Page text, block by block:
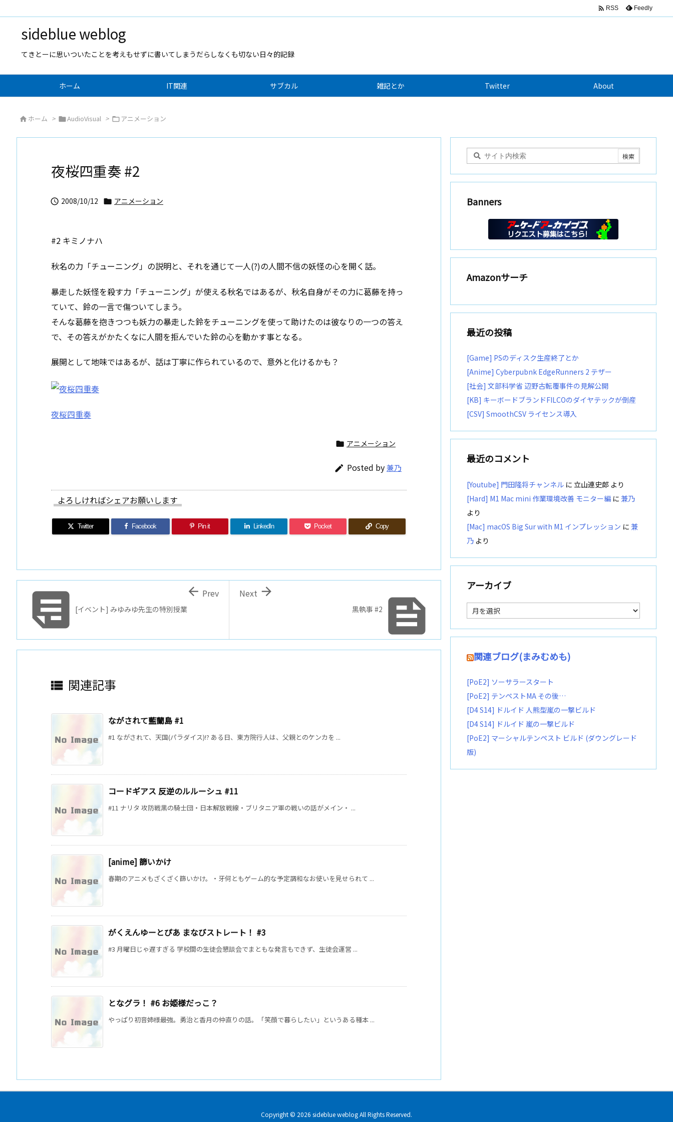
sideblue weblog
てきとーに思いついたことを考えもせずに書いてしまうだらしなくも切ない日々的記録
ホーム IT関連 サブカル 雑記とか Twitter About
 RSS Feedly
 ホーム > AudioVisual > アニメーション
夜桜四重奏 #2
 2008/10/12  アニメーション
#2 キミノナハ
秋名の力「チューニング」の説明と、それを通じて一人(?)の人間不信の妖怪の心を開く話。
暴走した妖怪を殺す力「チューニング」が使える秋名ではあるが、秋名自身がその力に葛藤を持っ
ていて、鈴の一言で傷ついてしまう。
そんな葛藤を抱きつつも妖力の暴走した鈴をチューニングを使って助けたのは彼なりの一つの答え
で、その答えがかたくなに人間を拒んでいた鈴の心を動かす事となる。
展開として地味ではあるが、話は丁寧に作られているので、意外と化けるかも？
夜桜四重奏
 アニメーション
 Posted by兼乃
よろしければシェアお願いします
Twitter Facebook Pin it LinkedIn Pocket Copy

黒執事 #2

Next
[イベント] みゆみゆ先生の特別授業
 Prev
 関連記事
ながされて藍蘭島 #1
#1 ながされて、天国(パラダイス)!? ある日、東方院行人は、父親とのケンカを ...
コードギアス 反逆のルルーシュ #11
#11 ナリタ 攻防戦黒の騎士団・日本解放戦線・ブリタニア軍の戦いの話がメイン・ ...
[anime] 篩いかけ
春期のアニメもざくざく篩いかけ。・牙何ともゲーム的な予定調和なお使いを見せられて ...
がくえんゆーとぴあ まなびストレート！ #3
#3 月曜日じゃ遅すぎる 学校間の生徒会懇談会でまともな発言もできず、生徒会運営 ...
となグラ！ #6 お姫様だっこ？
やっぱり初音姉様最強。勇治と香月の仲直りの話。「笑顔で暮らしたい」というある種本 ...
Banners
Amazonサーチ
最近の投稿
[Game] PSのディスク生産終了とか
[Anime] Cyberpubnk EdgeRunners 2 テザー
[社会] 文部科学省 辺野古転覆事件の見解公開
[KB] キーボードブランドFILCOのダイヤテックが倒産
[CSV] SmoothCSV ライセンス導入
最近のコメント
[Youtube] 門田隆将チャンネル に 立山連史郎 より
[Hard] M1 Mac mini 作業環境改善 モニター編 に 兼乃
より
[Mac] macOS Big Sur with M1 インプレッション に 兼
乃 より
アーカイブ
ア
ー
カ
イ
関連ブログ(まみむめも)
[PoE2] ソーサラースタート
[PoE2] テンペストMA その後…
[D4 S14] ドルイド 人熊型嵐の一撃ビルド
[D4 S14] ドルイド 嵐の一撃ビルド
[PoE2] マーシャルテンペスト ビルド (ダウングレード
版)
Copyright © 2026 sideblue weblogAll Rights Reserved.